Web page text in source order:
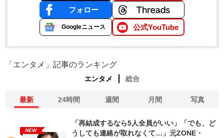
フォロー
Googleニュース 公式YouTube
「エンタメ」記事のランキング
エンタメ 総合
最新 24時間 週間 月間 写真
NEW
「再結成するなら5人全員がいい」「でも、ど
うしても連絡が取れなくて…」元ZONE・